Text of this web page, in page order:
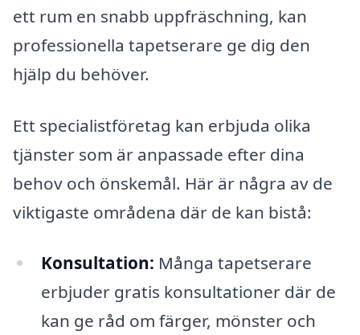
ett rum en snabb uppfräschning, kan
professionella tapetserare ge dig den
hjälp du behöver.
Ett specialistföretag kan erbjuda olika
tjänster som är anpassade efter dina
behov och önskemål. Här är några av de
viktigaste områdena där de kan bistå:
Konsultation: Många tapetserare
erbjuder gratis konsultationer där de
kan ge råd om färger, mönster och